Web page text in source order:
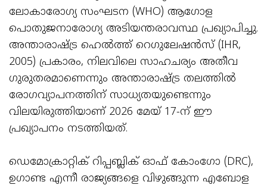
ലോകാരോഗ്യ സംഘടന (WHO) ആഗോള
പൊതുജനാരോഗ്യ അടിയന്തരാവസ്ഥ പ്രഖ്യാപിച്ചു.
അന്താരാഷ്ട്ര ഹെൽത്ത് റെഗുലേഷൻസ് (IHR,
2005) പ്രകാരം, നിലവിലെ സാഹചര്യം അതീവ
ഗുരുതരമാണെന്നും അന്താരാഷ്ട്ര തലത്തിൽ
രോഗവ്യാപനത്തിന് സാധ്യതയുണ്ടെന്നും
വിലയിരുത്തിയാണ് 2026 മേയ് 17-ന് ഈ
പ്രഖ്യാപനം നടത്തിയത്.
ഡെമോക്രാറ്റിക് റിപ്പബ്ലിക് ഓഫ് കോംഗോ (DRC),
ഉഗാണ്ട എന്നീ രാജ്യങ്ങളെ വിഴുങ്ങുന്ന എബോള